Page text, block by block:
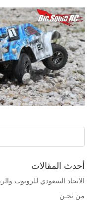
أحدث المقالات
الاتحاد السعودي للروبوت
من نحـن